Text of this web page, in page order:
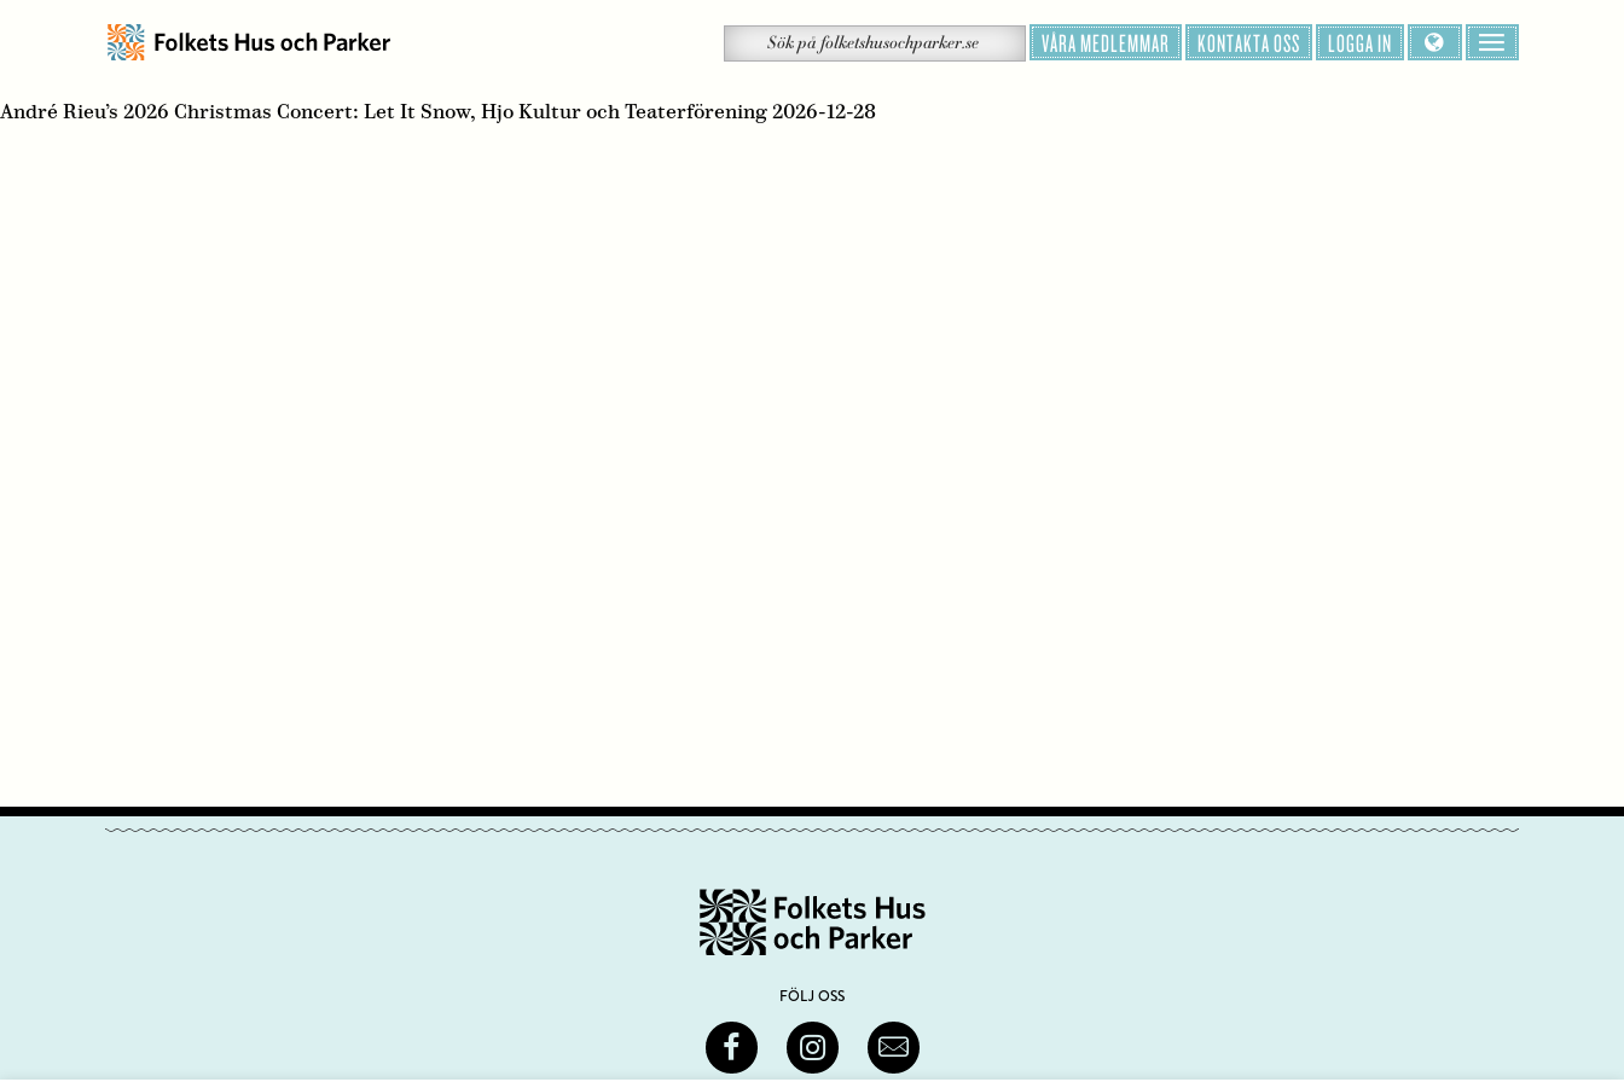
på
folketshusochparker.se
Sök VÅRA MEDLEMMAR KONTAKTA OSS LOGGA IN
André Rieu’s 2026 Christmas Concert: Let It Snow, Hjo Kultur och Teaterförening 2026-12-28
FÖLJ OSS